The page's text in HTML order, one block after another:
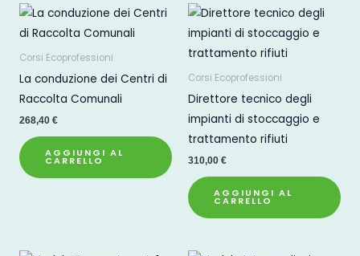
Corsi Ecoprofessioni
La conduzione dei Centri di
Raccolta Comunali
268,40 €
AGGIUNGI AL
CARRELLO
Corsi Ecoprofessioni
Direttore tecnico degli
impianti di stoccaggio e
trattamento rifiuti
310,00 €
AGGIUNGI AL
CARRELLO